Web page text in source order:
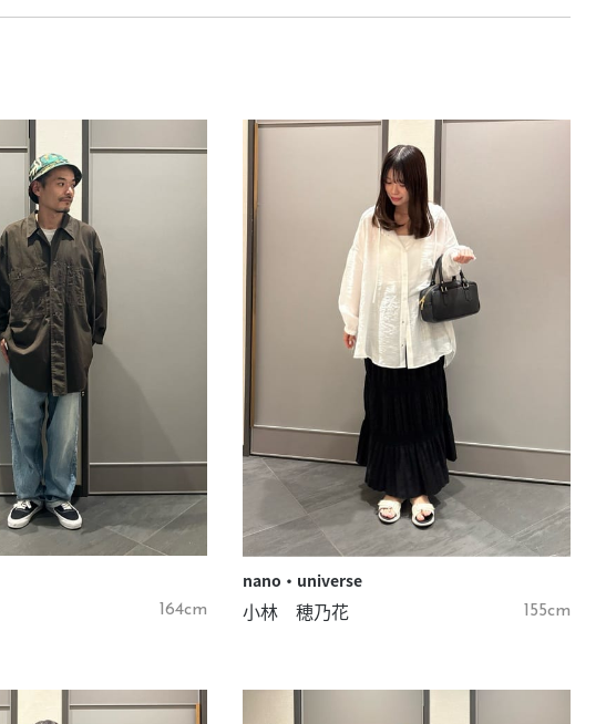
164cm
nano・universe
小林 穂乃花 155cm